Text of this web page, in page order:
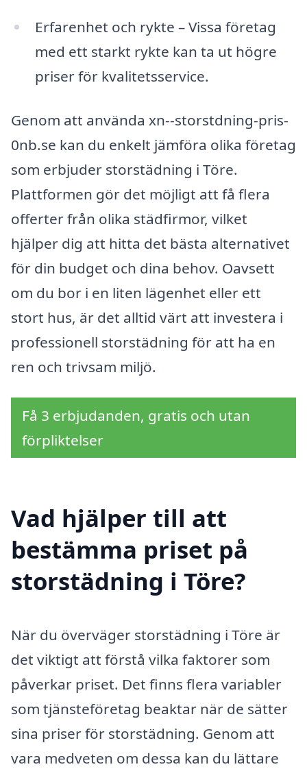
Erfarenhet och rykte – Vissa företag
med ett starkt rykte kan ta ut högre
priser för kvalitetsservice.
Genom att använda xn--storstdning-pris-
0nb.se kan du enkelt jämföra olika företag
som erbjuder storstädning i Töre.
Plattformen gör det möjligt att få flera
offerter från olika städfirmor, vilket
hjälper dig att hitta det bästa alternativet
för din budget och dina behov. Oavsett
om du bor i en liten lägenhet eller ett
stort hus, är det alltid värt att investera i
professionell storstädning för att ha en
ren och trivsam miljö.
Få 3 erbjudanden, gratis och utan
förpliktelser
Vad hjälper till att
bestämma priset på
storstädning i Töre?
När du överväger storstädning i Töre är
det viktigt att förstå vilka faktorer som
påverkar priset. Det finns flera variabler
som tjänsteföretag beaktar när de sätter
sina priser för storstädning. Genom att
vara medveten om dessa kan du lättare